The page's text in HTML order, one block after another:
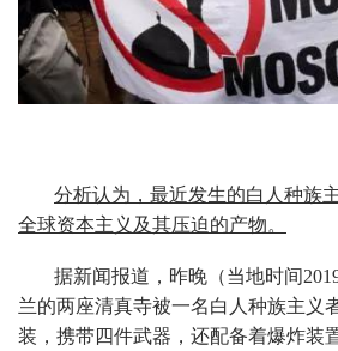
分析认为，最近发生的白人种族
全球资本主义及其压迫的产物。
据新闻报道，昨晚（当地时间
兰的两座清真寺被一名白人种族主义
装，携带四件武器，还配备着爆炸装